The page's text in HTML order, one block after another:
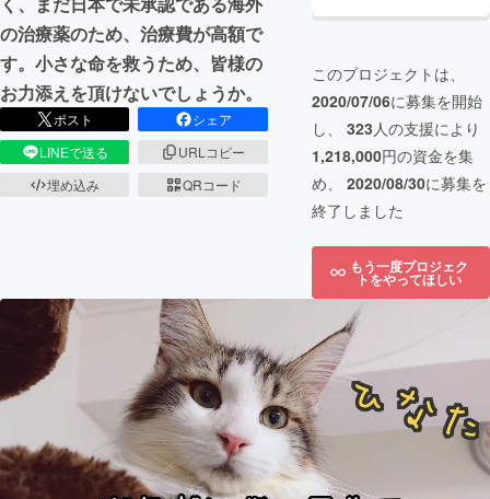
の治療薬のため、治療費が高額で
す。小さな命を救うため、皆様の
お力添えを頂けないでしょうか。
ポスト
シェア
LINEで送る
URLコピー
埋め込み
QRコード
このプロジェクトは、
2020/07/06に募集を開始
し、 323人の支援により
1,218,000円の資金を集
め、 2020/08/30に募集を
終了しました
もう一度プロジェク
トをやってほしい